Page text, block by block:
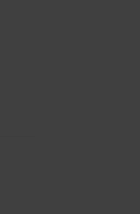
ilościami i wagami